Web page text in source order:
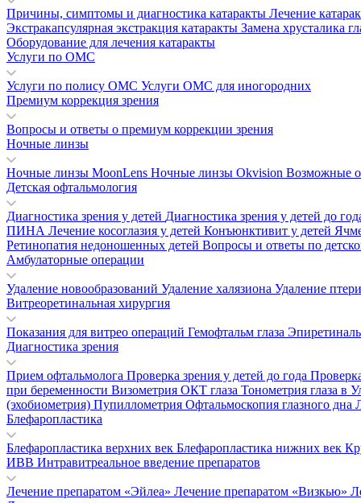
Причины, симптомы и диагностика катаракты Лечение
Экстракапсулярная экстракция катаракты Замена хрусталика
Оборудование для лечения катаракты
Услуги по ОМС
Услуги по полису ОМС Услуги ОМС для иногородних
Премиум коррекция зрения
Вопросы и ответы о премиум коррекции зрения
Ночные линзы
Ночные линзы MoonLens Ночные линзы Okvision Возможные
Детская офтальмология
Диагностика зрения у детей Диагностика зрения у детей до
ПИНА Лечение косоглазия у детей Конъюнктивит у детей
Ретинопатия недоношенных детей Вопросы и ответы по
Амбулаторные операции
Удаление новообразований Удаление халязиона Удаление
Витреоретинальная хирургия
Показания для витрео операций Гемофтальм глаза
Диагностика зрения
Прием офтальмолога Проверка зрения у детей до года
при беременности Визометрия ОКТ глаза Тонометрия глаза в
(эхобиометрия) Пупиллометрия Офтальмоскопия глазного дна
Блефаропластика
Блефаропластика верхних век Блефаропластика нижних век
ИВВ Интравитреальное введение препаратов
Лечение препаратом «Эйлеа» Лечение препаратом «Визкью»